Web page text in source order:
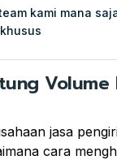
kami mana
Volume
jasa
cara